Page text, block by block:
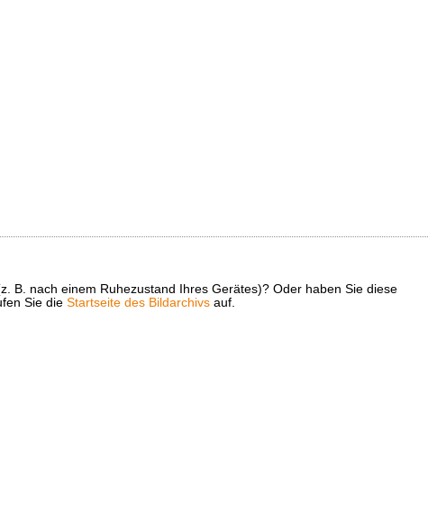
B. nach einem Ruhezustand Ihres Gerätes)? Oder haben Sie diese
Sie die Startseite des Bildarchivs auf.